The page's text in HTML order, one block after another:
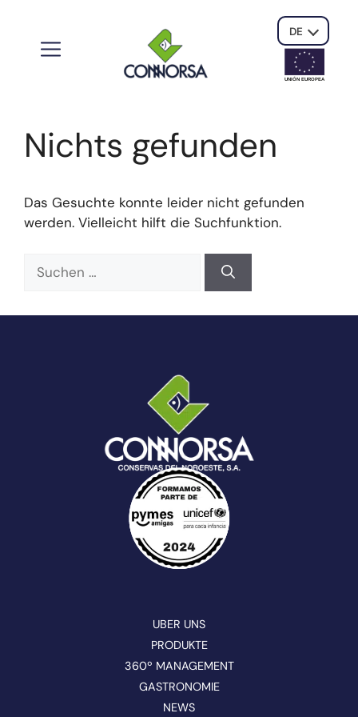
DE
UNIÓN EUROPEA
Nichts gefunden
Das Gesuchte konnte leider nicht gefunden
werden. Vielleicht hilft die Suchfunktion.
UBER UNS
PRODUKTE
360º MANAGEMENT
GASTRONOMIE
NEWS